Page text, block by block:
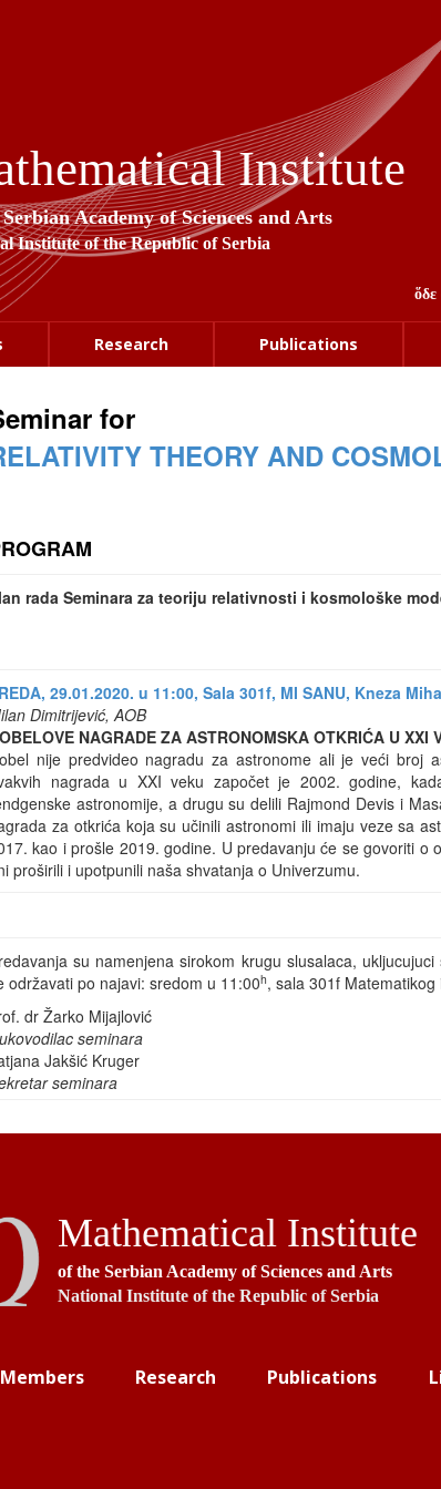
Institute
Academy of Sciences and Arts
Institute of the Republic of Serbia
Research Publications
for
THEORY AND
rada Seminara za teoriju relativnosti i kosmološke
29.01.2020. u 11:00, Sala 301f, MI SANU, Kneza
Dimitrijević, AOB
NAGRADE ZA ASTRONOMSKA OTKRIĆA U XXI
nije predvideo nagradu za astronome ali je veći broj
nagrada u XXI veku započet je 2002. godine,
astronomije, a drugu su delili Rajmond Devis i
za otkrića koja su učinili astronomi ili imaju veze sa
kao i prošle 2019. godine. U predavanju će se govoriti o
proširili i upotpunili naša shvatanja o Univerzumu.
su namenjena sirokom krugu slusalaca,
održavati po najavi: sredom u 11:00h, sala 301f
dr Žarko Mijajlović
seminara
Jakšić Kruger
seminara
Mathematical Institute
of the Serbian Academy of Sciences and Arts
National Institute of the Republic of Serbia
Members Research Publications